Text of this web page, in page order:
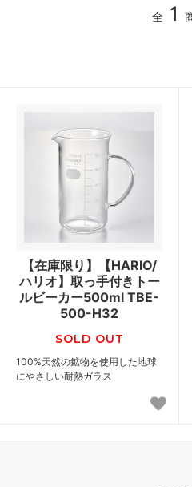
全 1
【在庫限り】【HARIO/
ハリオ】取っ手付きトー
ルビーカー500ml TBE-
500-H32
SOLD OUT
100%天然の鉱物を使用した地球
にやさしい耐熱ガラス